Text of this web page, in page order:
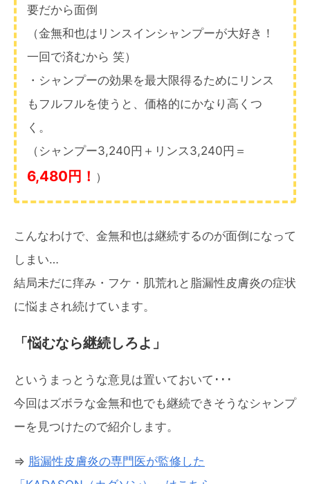
要だから面倒
（金無和也はリンスインシャンプーが大好き！
一回で済むから 笑）
・シャンプーの効果を最大限得るためにリンス
もフルフルを使うと、価格的にかなり高くつ
く。
（シャンプー3,240円＋リンス3,240円＝
6,480円！ ）
こんなわけで、金無和也は継続するのが面倒になって
しまい…
結局未だに痒み・フケ・肌荒れと脂漏性皮膚炎の症状
に悩まされ続けています。
「悩むなら継続しろよ」
というまっとうな意見は置いておいて･･･
今回はズボラな金無和也でも継続できそうなシャンプ
ーを見つけたので紹介します。
⇒ 脂漏性皮膚炎の専門医が監修した